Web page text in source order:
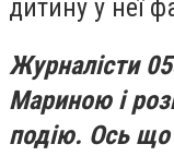
дитину у неї
Журналісти
Мариною і
подію. Ось що